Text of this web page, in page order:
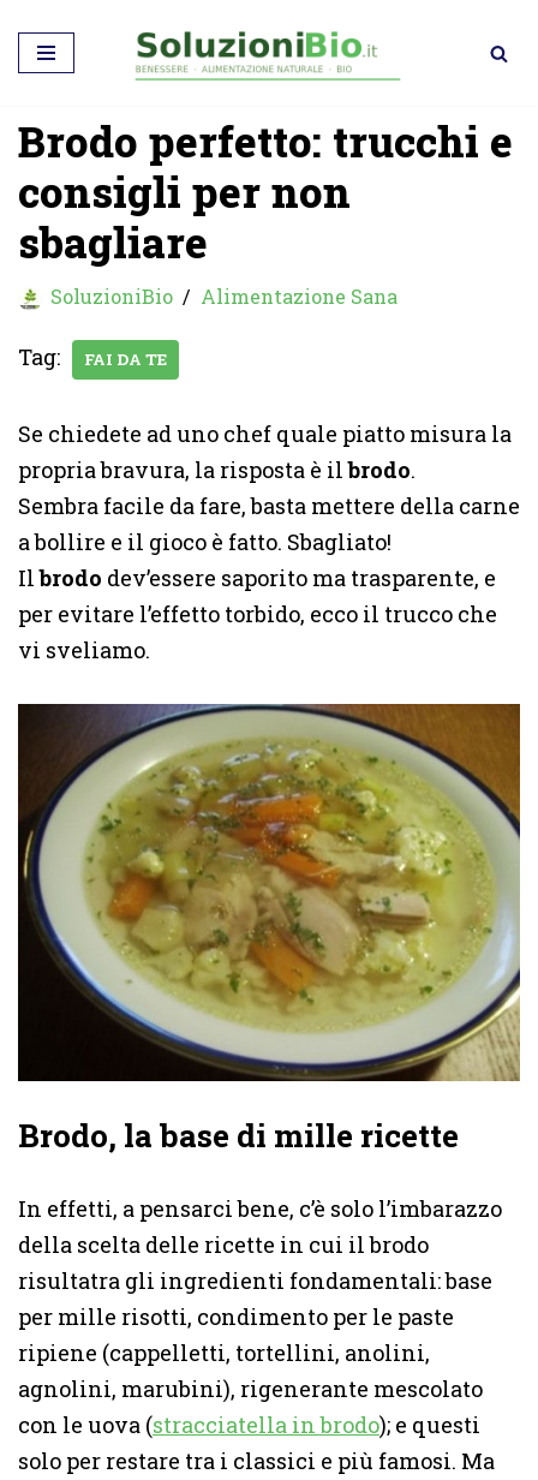
Vai
contenuto
Brodo perfetto: trucchi e
consigli per non
sbagliare
SoluzioniBio Alimentazione Sana
Tag: FAI DA TE
Se chiedete ad uno chef quale piatto misura la
propria bravura, la risposta è ilbrodo.
Sembra facile da fare, basta mettere della carne
a bollire e il gioco è fatto. Sbagliato!
Ilbrodo dev’essere saporito ma trasparente, e
per evitare l’effetto torbido, ecco il trucco che
vi sveliamo.
Brodo, la base di mille ricette
In effetti, a pensarci bene, c’è solo l’imbarazzo
della scelta delle ricette in cui il brodo
risultatra gli ingredienti fondamentali: base
per mille risotti, condimento per le paste
ripiene (cappelletti, tortellini, anolini,
agnolini, marubini), rigenerante mescolato
con le uova (stracciatella in brodo); e questi
solo per restare tra i classici e più famosi. Ma